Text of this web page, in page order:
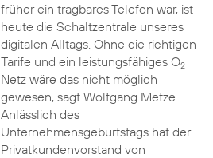
früher ein tragbares Telefon war, ist
heute die Schaltzentrale unseres
digitalen Alltags. Ohne die richtigen
Tarife und ein leistungsfähiges O2
Netz wäre das nicht möglich
gewesen, sagt Wolfgang Metze.
Anlässlich des
Unternehmensgeburtstags hat der
Privatkundenvorstand von